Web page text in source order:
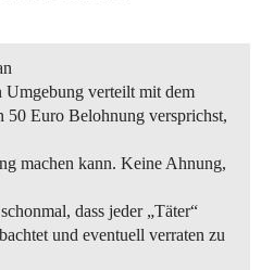
Umgebung verteilt mit dem
50 Euro Belohnung versprichst,
machen kann. Keine Ahnung,
dass jeder „Täter“
und eventuell verraten zu